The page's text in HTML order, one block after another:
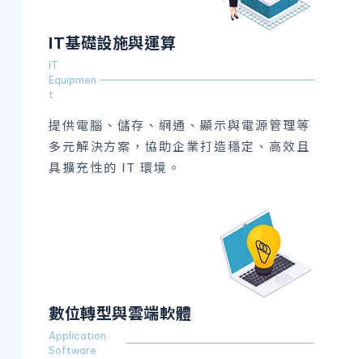
IT基礎設施與運算
IT
Equipmen
t
提供電腦、儲存、網通、顯示與電源管理等
多元解決方案，協助企業打造穩定、高效且
具擴充性的 IT 環境。
數位轉型與雲端軟體
Application
Software